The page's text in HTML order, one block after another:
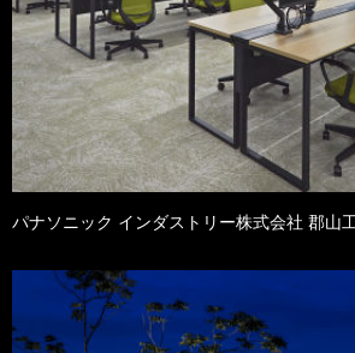
パナソニック インダストリー株式会社 郡山